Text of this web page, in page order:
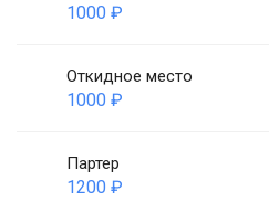
1000 ₽
Откидное место
1000 ₽
Партер
1200 ₽